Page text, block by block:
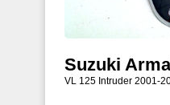
Suzuki
VL 125 Intruder 2001-